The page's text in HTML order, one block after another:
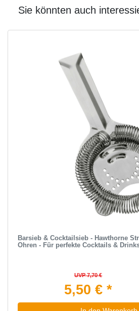
Sie könnten auch
Barsieb & Cocktailsieb - Hawthorne
Ohren - Für perfekte Cocktails &
UVP 7,70 €
5,50 € *